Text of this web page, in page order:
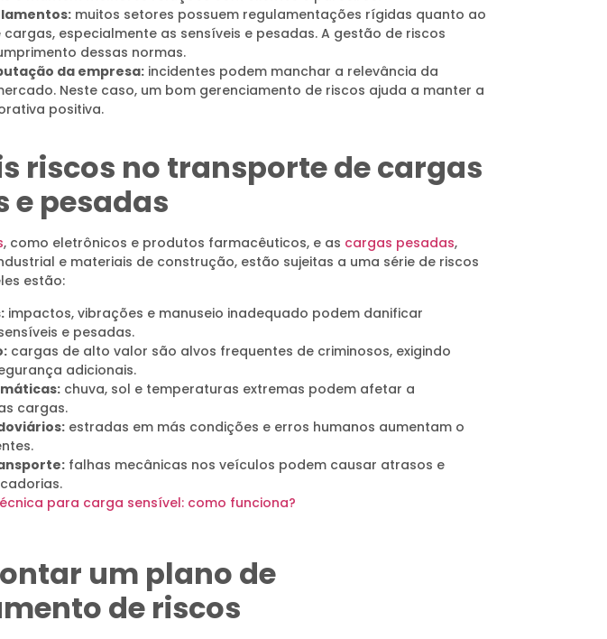
muitos setores possuem regulamentações rígidas quanto ao
especialmente as sensíveis e pesadas. A gestão de riscos
dessas normas.
da empresa: incidentes podem manchar a relevância da
Neste caso, um bom gerenciamento de riscos ajuda a manter a
positiva.
riscos no transporte de cargas
e pesadas
, como eletrônicos e produtos farmacêuticos, e as cargas pesadas,
e materiais de construção, estão sujeitas a uma série de riscos
estão:
impactos, vibrações e manuseio inadequado podem danificar
e pesadas.
cargas de alto valor são alvos frequentes de criminosos, exigindo
adicionais.
chuva, sol e temperaturas extremas podem afetar a
cargas.
estradas em más condições e erros humanos aumentam o
falhas mecânicas nos veículos podem causar atrasos e
para carga sensível: como funciona?
um plano de
de riscos